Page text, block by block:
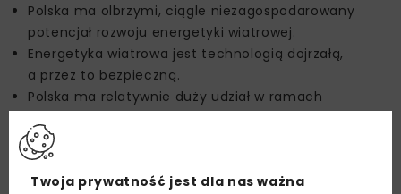
Polska ma olbrzymi, ciągle niezagospodarowany
potencjał rozwoju energetyki wiatrowej.
Energetyka wiatrowa jest technologią dojrzałą,
a przez to bezpieczną.
Polska ma relatywnie duży udział w ramach
energetyki wiatrowej.
Polepszenie warunków do inwestowania w energetykę
wiatrową umożliwi realizację ambicji w zakresie
Twoja prywatność jest dla nas ważna